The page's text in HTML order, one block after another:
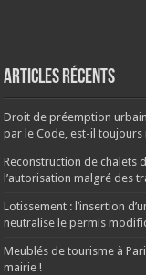
Articles récents
Droit de préemption
par le Code, est-il toujours
Reconstruction de chalets
l’autorisation malgré des
Lotissement : l’insertion
neutralise le permis
Meublés de tourisme à
mairie !